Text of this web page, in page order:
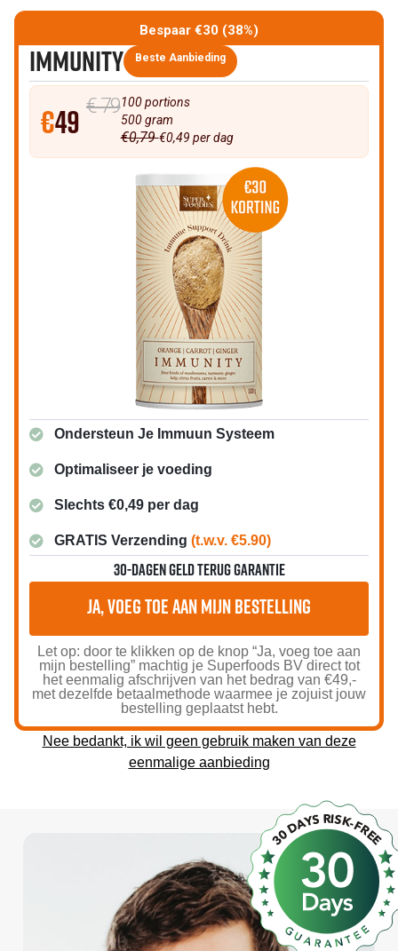
Bespaar €30 (38%)
Immunity Beste Aanbieding
€49 € 79100 portions
500 gram
€0,79€0,49 per dag
Ondersteun Je Immuun Systeem
Optimaliseer je voeding
Slechts €0,49 per dag
GRATIS Verzending (t.w.v. €5.90)
30-dagen geld terug garantie
Ja, voeg toe aan mijn bestelling
Let op: door te klikken op de knop “Ja, voeg toe aan
mijn bestelling” machtig je Superfoods BV direct tot
het eenmalig afschrijven van het bedrag van €49,-
met dezelfde betaalmethode waarmee je zojuist jouw
bestelling geplaatst hebt.
Nee bedankt, ik wil geen gebruik maken van deze
eenmalige aanbieding